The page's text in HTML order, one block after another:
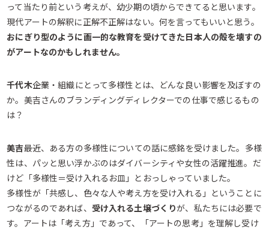
って当たり前という考えが、幼少期の頃からできてると思います。
現代アートの解釈に正解不正解はない。何を言ってもいいと思う。
おにぎり型のように画一的な教育を受けてきた日本人の殻を壊すの
がアートなのかもしれません。
千代木――企業・組織にとって多様性とは、どんな良い影響を及ぼすの
か。美吉さんのブランディングディレクターでの仕事で感じるもの
は？
美吉――最近、ある方の多様性についての話に感銘を受けました。多様
性は、パッと思い浮かぶのはダイバーシティや女性の活躍推進。だ
けど「多様性＝受け入れるお皿」とおっしゃっていました。
多様性が「共感し、色々な人や考え方を受け入れる」ということに
つながるのであれば、 受け入れる土壌づくりが、私たちには必要で
す。アートは「考え方」であって、「アートの思考」を理解し受け